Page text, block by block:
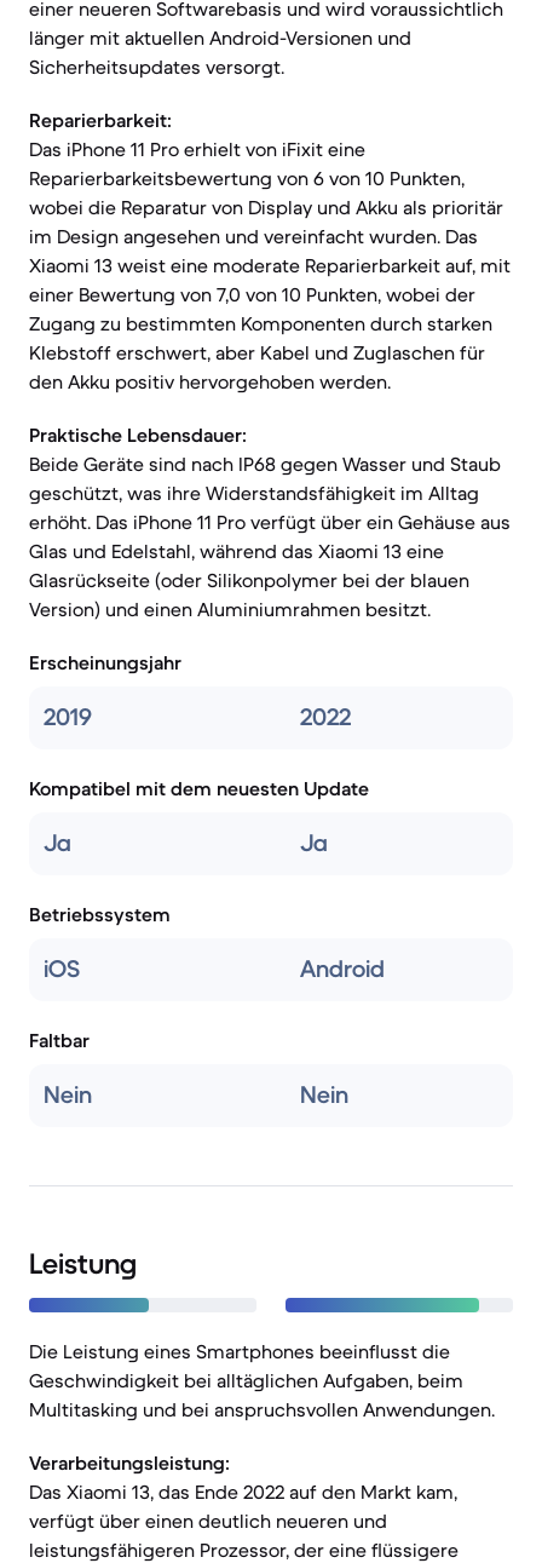
einer neueren Softwarebasis und wird voraussichtlich
länger mit aktuellen Android-Versionen und
Sicherheitsupdates versorgt.
Reparierbarkeit:
Das iPhone 11 Pro erhielt von iFixit eine
Reparierbarkeitsbewertung von 6 von 10 Punkten,
wobei die Reparatur von Display und Akku als prioritär
im Design angesehen und vereinfacht wurden. Das
Xiaomi 13 weist eine moderate Reparierbarkeit auf, mit
einer Bewertung von 7,0 von 10 Punkten, wobei der
Zugang zu bestimmten Komponenten durch starken
Klebstoff erschwert, aber Kabel und Zuglaschen für
den Akku positiv hervorgehoben werden.
Praktische Lebensdauer:
Beide Geräte sind nach IP68 gegen Wasser und Staub
geschützt, was ihre Widerstandsfähigkeit im Alltag
erhöht. Das iPhone 11 Pro verfügt über ein Gehäuse aus
Glas und Edelstahl, während das Xiaomi 13 eine
Glasrückseite (oder Silikonpolymer bei der blauen
Version) und einen Aluminiumrahmen besitzt.
Erscheinungsjahr
2019 2022
Kompatibel mit dem neuesten Update
Ja Ja
Betriebssystem
iOS Android
Faltbar
Nein Nein
Leistung
Die Leistung eines Smartphones beeinflusst die
Geschwindigkeit bei alltäglichen Aufgaben, beim
Multitasking und bei anspruchsvollen Anwendungen.
Verarbeitungsleistung:
Das Xiaomi 13, das Ende 2022 auf den Markt kam,
verfügt über einen deutlich neueren und
leistungsfähigeren Prozessor, der eine flüssigere